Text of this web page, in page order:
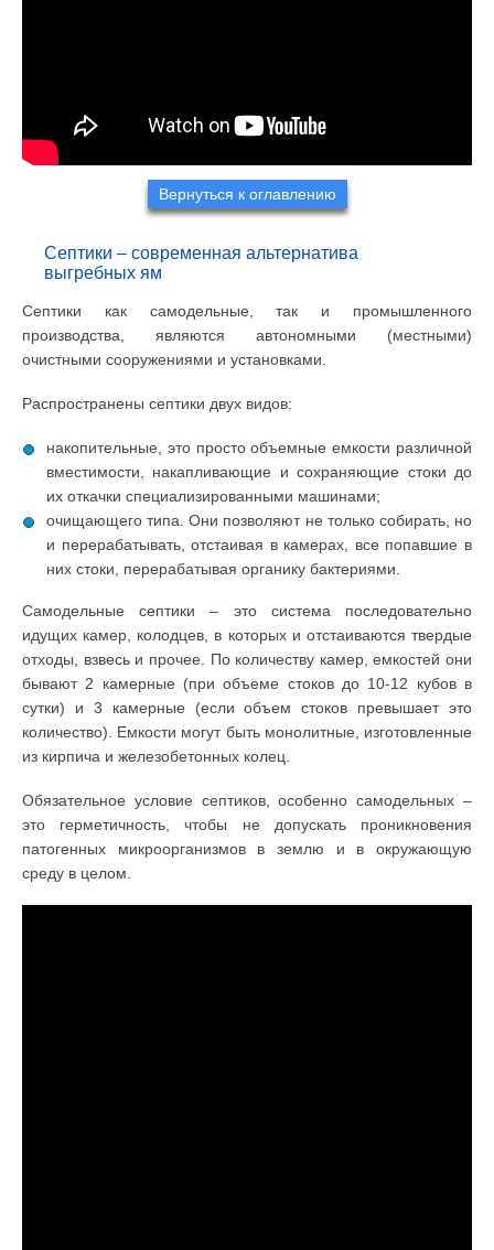
Вернуться к оглавлению
Септики – современная альтернатива
выгребных ям
Септики как самодельные, так и промышленного
производства, являются автономными (местными)
очистными сооружениями и установками.
Распространены септики двух видов:
накопительные, это просто объемные емкости различной
вместимости, накапливающие и сохраняющие стоки до
их откачки специализированными машинами;
очищающего типа. Они позволяют не только собирать, но
и перерабатывать, отстаивая в камерах, все попавшие в
них стоки, перерабатывая органику бактериями.
Самодельные септики – это система последовательно
идущих камер, колодцев, в которых и отстаиваются твердые
отходы, взвесь и прочее. По количеству камер, емкостей они
бывают 2 камерные (при объеме стоков до 10-12 кубов в
сутки) и 3 камерные (если объем стоков превышает это
количество). Емкости могут быть монолитные, изготовленные
из кирпича и железобетонных колец.
Обязательное условие септиков, особенно самодельных –
это герметичность, чтобы не допускать проникновения
патогенных микроорганизмов в землю и в окружающую
среду в целом.